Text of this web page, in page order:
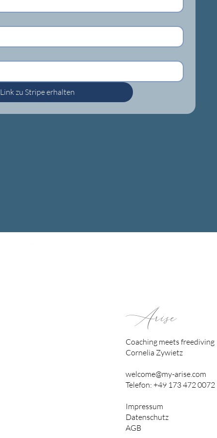
Link zu Stripe erhalten
Arise
Coaching meets freediving
Cornelia Zywietz
welcome@my-arise.com
Telefon: +49 173 472 0072
Impressum
Datenschutz
AGB